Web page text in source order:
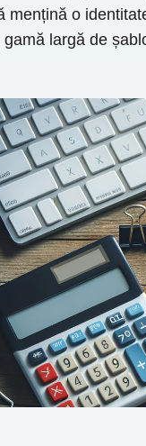
o
largă de